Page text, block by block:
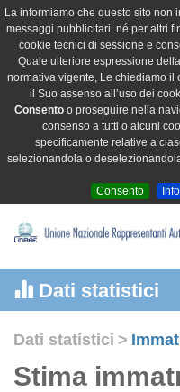
La informiamo che questo sito non
messaggi pubblicitari, né per altri
cookie tecnici di sessione e
Quale ulteriore espressione
normativa vigente, Le chiediamo il
il Suo assenso all’uso dei
Consento o proseguire nella
consenso a tutti o alcuni
specificamente relative a
selezionandola o
Consento
Dati statistici
Dati statistici >
Stima